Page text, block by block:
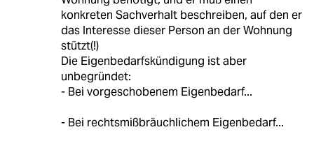
konkreten Sachverhalt beschreiben, auf den er
das Interesse dieser Person an der Wohnung
stützt(!)
Die Eigenbedarfskündigung ist aber
unbegründet:
- Bei vorgeschobenem Eigenbedarf...
- Bei rechtsmißbräuchlichem Eigenbedarf...